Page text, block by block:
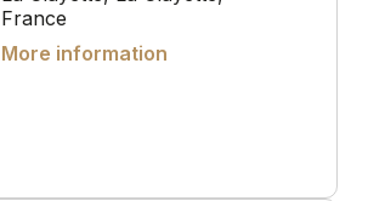
France
More information